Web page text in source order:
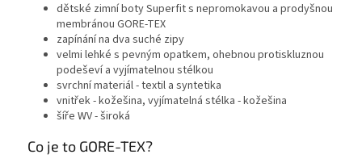
dětské zimní boty Superfit s nepromokavou a prodyšnou
membránou GORE-TEX
zapínání na dva suché zipy
velmi lehké s pevným opatkem, ohebnou protiskluznou
podeševí a vyjímatelnou stélkou
svrchní materiál - textil a syntetika
vnitřek - kožešina, vyjímatelná stélka - kožešina
šíře WV - široká
Co je to GORE-TEX?